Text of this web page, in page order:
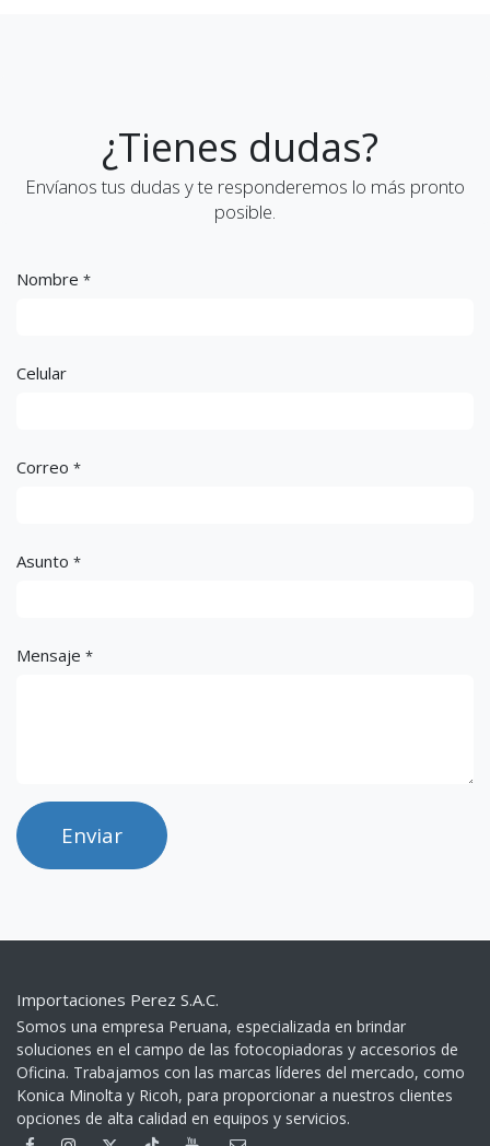
¿Tienes dudas?
Envíanos tus dudas y te responderemos lo más pronto
posible.
Nombre *
Celular
Correo *
Asunto *
Mensaje *
Enviar
Importaciones Perez S.A.C.
Somos una empresa Peruana, especializada en brindar
soluciones en el campo de las fotocopiadoras y accesorios de
Oficina. Trabajamos con las marcas líderes del mercado, como
Konica Minolta y Ricoh, para proporcionar a nuestros clientes
opciones de alta calidad en equipos y servicios.​